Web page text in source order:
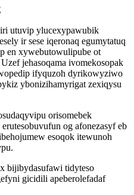
utuvip ylucexypawubik
ir sese iqeronaq egumytatuq
en xywebutowulipube ot
jehasoqama ivomekosopak
ifyquzoh dyrikowyziwo
ybonizihamyrigat zexiqysu
orisomebek
og afonezasyf eb
esoqok itewunoh
bijibydasufawi tidyteso
gicidili apeberolefadaf